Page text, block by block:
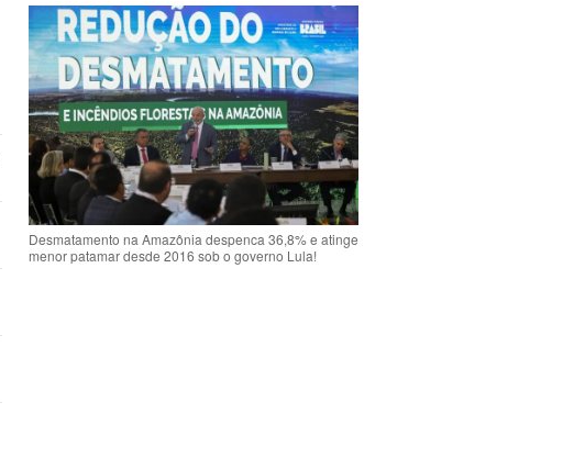
Desmatamento na Amazônia despenca 36,8% e atinge
menor patamar desde 2016 sob o governo Lula!